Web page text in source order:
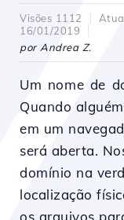
Visões 1112
16/01/2019
por Andrea Z.
Um nome de
Quando
em um
será aberta.
domínio na
localização
os arquivos